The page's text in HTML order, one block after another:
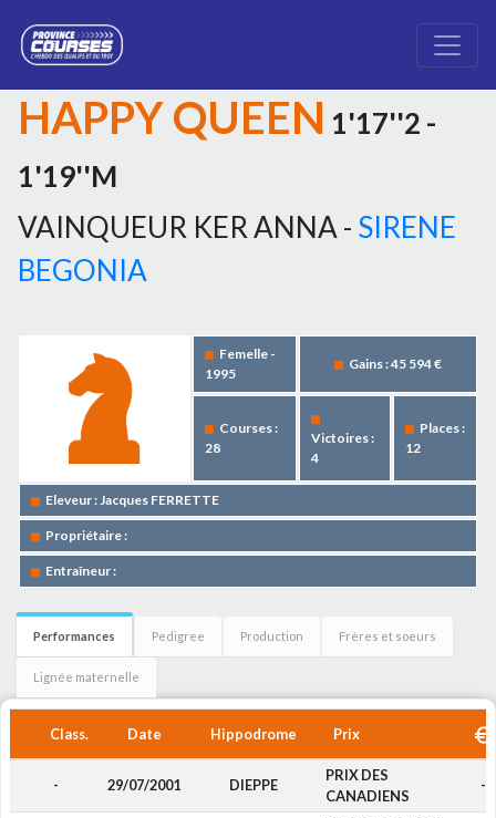
HAPPY QUEEN 1'17''2 -
1'19''M
VAINQUEUR KER ANNA - SIRENE
BEGONIA
Femelle -
1995
Gains : 45 594 €
Courses :
28
Victoires :
4
Places :
12
Eleveur : Jacques FERRETTE
Propriétaire :
Entraîneur :
Performances Pedigree Production Frères et soeurs
Lignée maternelle
Class. Date Hippodrome Prix
- 29/07/2001 DIEPPE
PRIX DES
CANADIENS
-